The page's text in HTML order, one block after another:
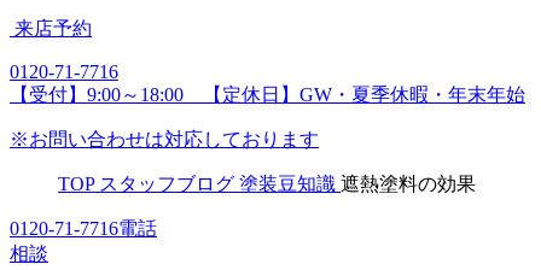
来店予約
0120-71-7716
【受付】9:00～18:00 【定休日】GW・夏季休暇・年末年始
※お問い合わせは対応しております
TOP スタッフブログ 塗装豆知識 遮熱塗料の効果
0120-71-7716電話
相談